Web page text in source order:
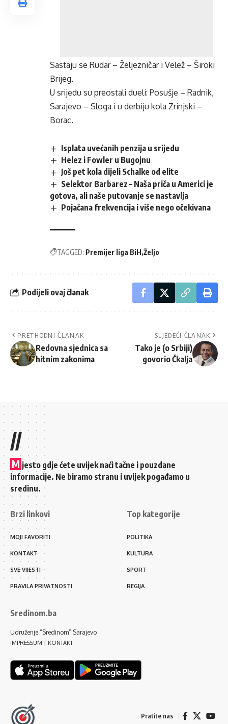
Sastaju se Rudar – Željezničar i Velež – Široki
Brijeg.
U srijedu su preostali dueli: Posušje – Radnik,
Sarajevo – Sloga i u derbiju kola Zrinjski –
Borac.
Isplata uvećanih penzija u srijedu
Helez i Fowler u Bugojnu
Još pet kola dijeli Schalke od elite
Selektor Barbarez – Naša priča u Americi je
gotova, ali naše putovanje se nastavlja
Pojačana frekvencija i više nego očekivana
TAGGED: Premijer liga BiH Željo
Podijeli ovaj članak
PRETHODNI ČLANAK
Redovna sjednica sa
hitnim zakonima
SLJEDEĆI ČLANAK
Tako je (o Srbiji)
govorio Čkalja
//
M jesto gdje ćete uvijek naći tačne i pouzdane
informacije. Ne biramo stranu i uvijek pogađamo u
sredinu.
Brzi linkovi
MOJI FAVORITI
KONTAKT
SVE VIJESTI
PRAVILA PRIVATNOSTI
Top kategorije
POLITIKA
KULTURA
SPORT
REGIJA
Sredinom.ba
Udruženje “Sredinom” Sarajevo
IMPRESSUM KONTAKT
Pratite nas